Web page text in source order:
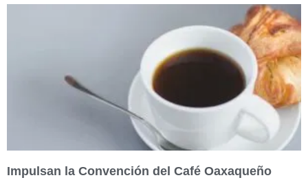
Impulsan la Convención del Café Oaxaqueño